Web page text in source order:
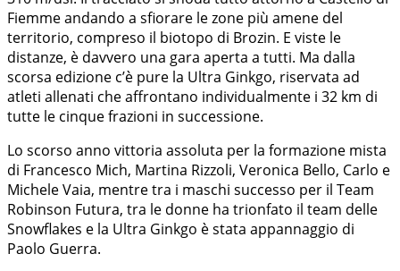
Fiemme andando a sfiorare le zone più amene del
territorio, compreso il biotopo di Brozin. E viste le
distanze, è davvero una gara aperta a tutti. Ma dalla
scorsa edizione c’è pure la Ultra Ginkgo, riservata ad
atleti allenati che affrontano individualmente i 32 km di
tutte le cinque frazioni in successione.
Lo scorso anno vittoria assoluta per la formazione mista
di Francesco Mich, Martina Rizzoli, Veronica Bello, Carlo e
Michele Vaia, mentre tra i maschi successo per il Team
Robinson Futura, tra le donne ha trionfato il team delle
Snowflakes e la Ultra Ginkgo è stata appannaggio di
Paolo Guerra.